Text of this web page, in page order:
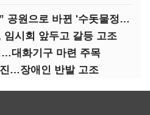
“여기가 배수지였어?” 공원으로 바뀐 '수돗물정거장'
시회 앞두고 갈등 고조
…대화기구 마련 주목
진…장애인 반발 고조